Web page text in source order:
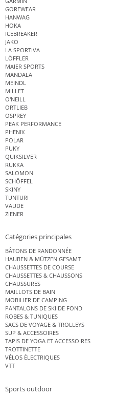
GOREWEAR
HANWAG
HOKA
ICEBREAKER
JAKO
LA SPORTIVA
LÖFFLER
MAIER SPORTS
MANDALA
MEINDL
MILLET
O'NEILL
ORTLIEB
OSPREY
PEAK PERFORMANCE
PHENIX
POLAR
PUKY
QUIKSILVER
RUKKA
SALOMON
SCHÖFFEL
SKINY
TUNTURI
VAUDE
ZIENER
Catégories principales
BÂTONS DE RANDONNÉE
HAUBEN & MÜTZEN GESAMT
CHAUSSETTES DE COURSE
CHAUSSETTES & CHAUSSONS
CHAUSSURES
MAILLOTS DE BAIN
MOBILIER DE CAMPING
PANTALONS DE SKI DE FOND
ROBES & TUNIQUES
SACS DE VOYAGE & TROLLEYS
SUP & ACCESSOIRES
TAPIS DE YOGA ET ACCESSOIRES
TROTTINETTE
VÉLOS ÉLECTRIQUES
VTT
Sports outdoor